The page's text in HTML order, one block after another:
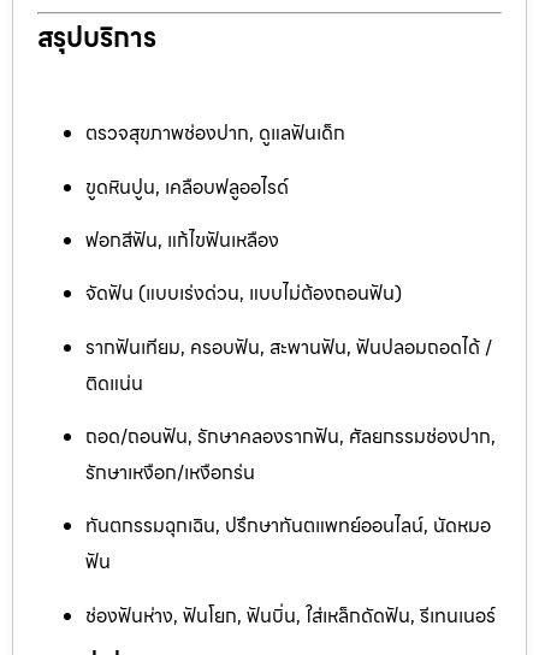
สรุปบริการ
ตรวจสุขภาพช่องปาก, ดูแลฟันเด็ก
ขูดหินปูน, เคลือบฟลูออไรด์
ฟอกสีฟัน, แก้ไขฟันเหลือง
จัดฟัน (แบบเร่งด่วน, แบบไม่ต้องถอนฟัน)
รากฟันเทียม, ครอบฟัน, สะพานฟัน, ฟันปลอมถอดได้ /
ติดแน่น
ถอด/ถอนฟัน, รักษาคลองรากฟัน, ศัลยกรรมช่องปาก,
รักษาเหงือก/เหงือกร่น
ทันตกรรมฉุกเฉิน, ปรึกษาทันตแพทย์ออนไลน์, นัดหมอ
ฟัน
ช่องฟันห่าง, ฟันโยก, ฟันบิ่น, ใส่เหล็กดัดฟัน, รีเทนเนอร์